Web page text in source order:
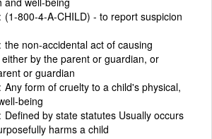
(1-800-4-A-CHILD) - to report suspicion
the non-accidental act of causing
by the parent or guardian, or
or guardian
Any form of cruelty to a child's physical,
being
Defined by state statutes Usually occurs
harms a child